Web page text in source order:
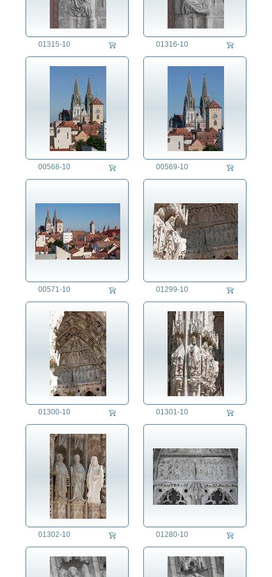
01315-10 01316-10
00568-10 00569-10
00571-10 01299-10
01300-10 01301-10
01302-10 01280-10